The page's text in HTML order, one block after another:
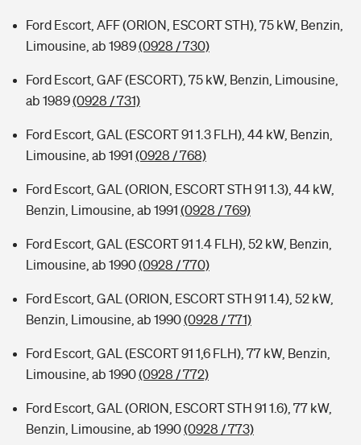
Ford Escort, AFF (ORION, ESCORT STH), 75 kW, Benzin,
Limousine, ab 1989(0928 / 730)
Ford Escort, GAF (ESCORT), 75 kW, Benzin, Limousine,
ab 1989(0928 / 731)
Ford Escort, GAL (ESCORT 91 1.3 FLH), 44 kW, Benzin,
Limousine, ab 1991 (0928 / 768)
Ford Escort, GAL (ORION, ESCORT STH 91 1.3), 44 kW,
Benzin, Limousine, ab 1991 (0928 / 769)
Ford Escort, GAL (ESCORT 91 1.4 FLH), 52 kW, Benzin,
Limousine, ab 1990(0928 / 770)
Ford Escort, GAL (ORION, ESCORT STH 91 1.4), 52 kW,
Benzin, Limousine, ab 1990(0928 / 771)
Ford Escort, GAL (ESCORT 91 1,6 FLH), 77 kW, Benzin,
Limousine, ab 1990(0928 / 772)
Ford Escort, GAL (ORION, ESCORT STH 91 1.6), 77 kW,
Benzin, Limousine, ab 1990(0928 / 773)